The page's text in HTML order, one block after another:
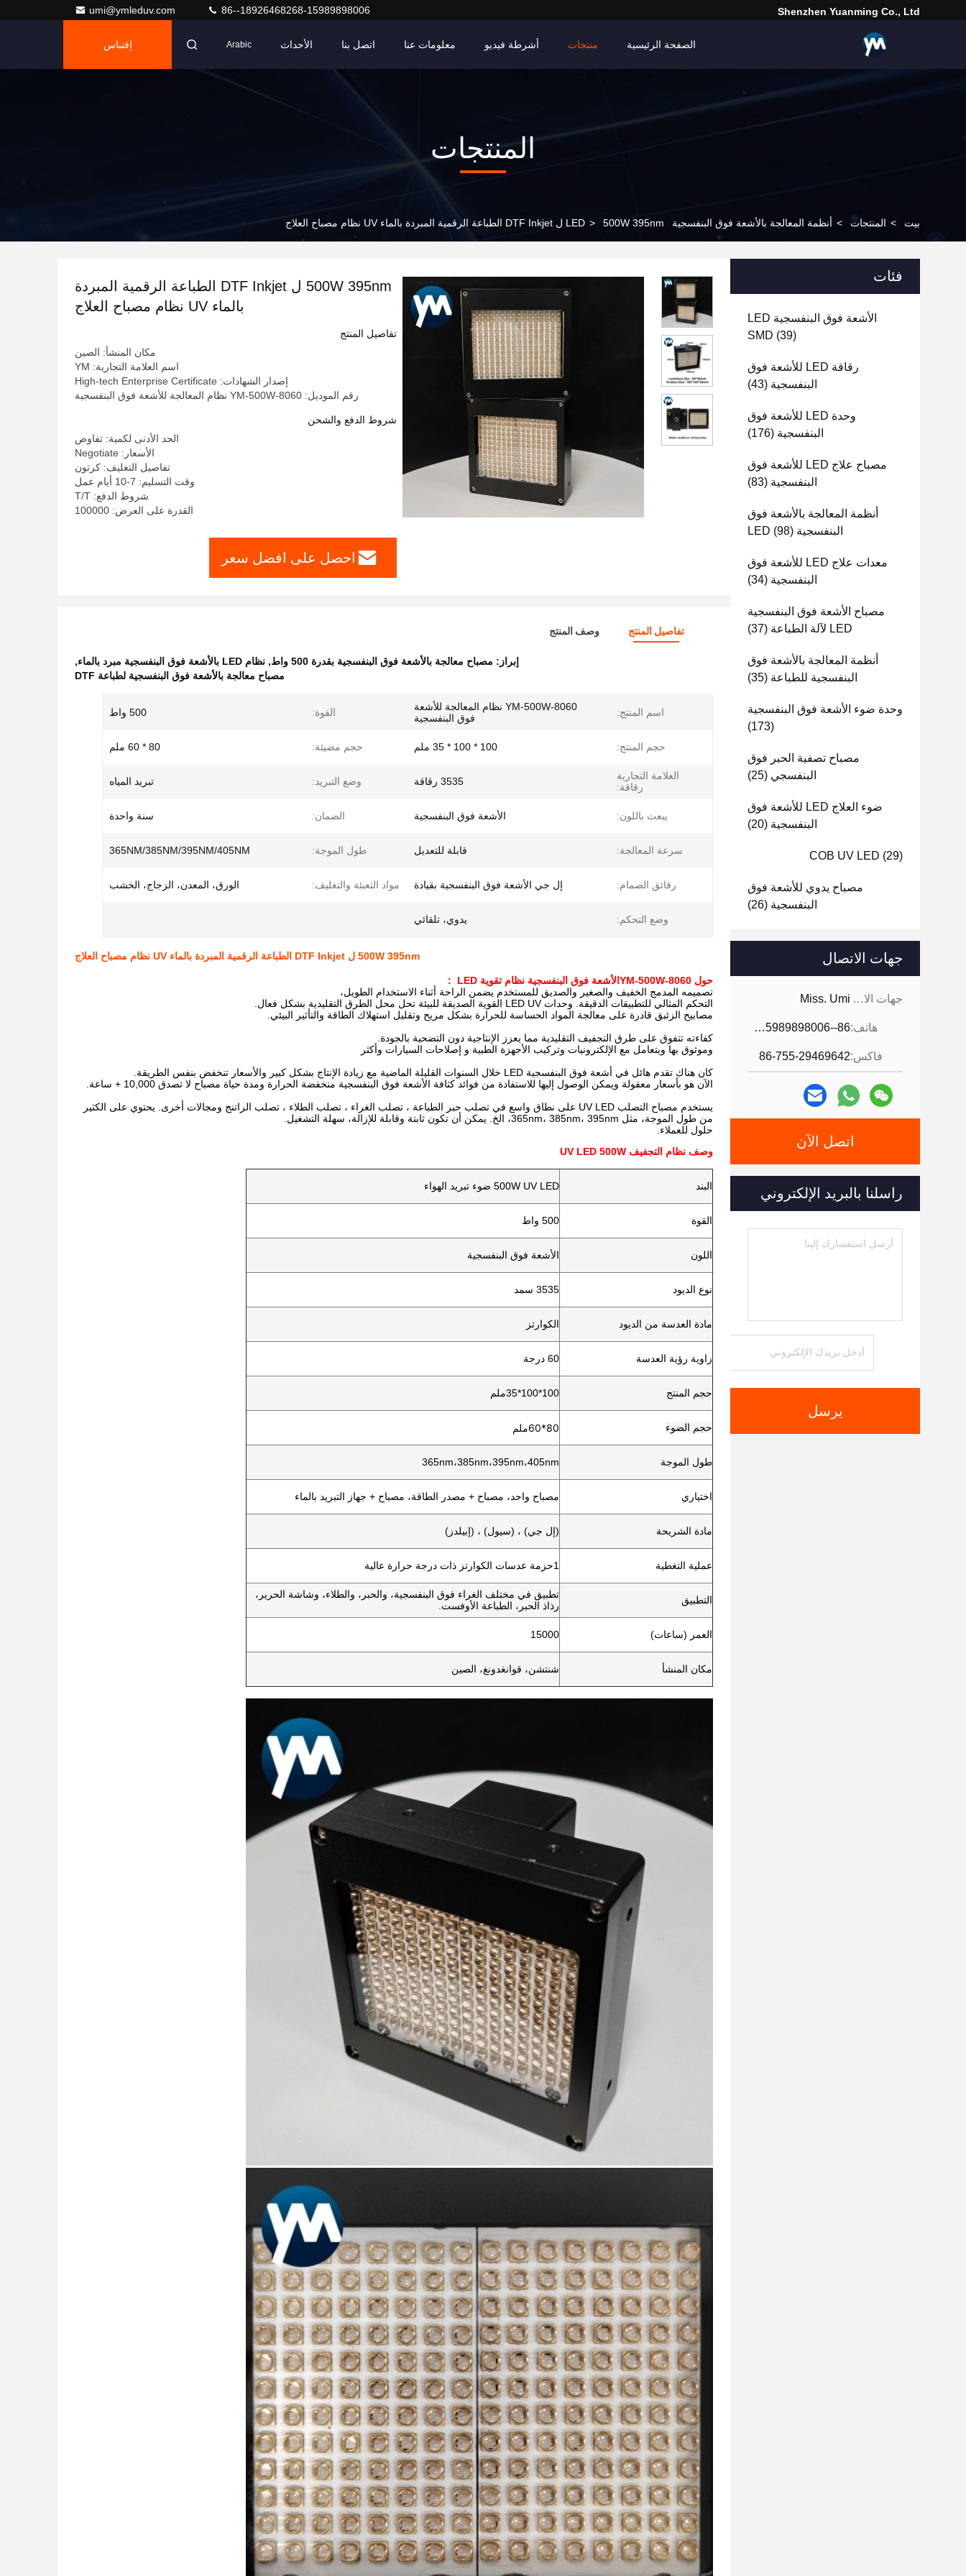
Shenzhen Yuanming Co., Ltd
umi@ymleduv.com 86--18926468268-15989898006
الصفحة الرئيسية منتجات أشرطة فيديو معلومات عنا اتصل بنا الأحداث Arabic إقتباس
المنتجات
بيت > المنتجات > أنظمة المعالجة بالأشعة فوق البنفسجية LED > 500W 395nm ل DTF Inkjet الطباعة الرقمية المبردة بالماء UV نظام مصباح العلاج
فئات
الأشعة فوق البنفسجية LED
SMD (39)
رقاقة LED للأشعة فوق
البنفسجية (43)
وحدة LED للأشعة فوق
البنفسجية (176)
مصباح علاج LED للأشعة فوق
البنفسجية (83)
أنظمة المعالجة بالأشعة فوق
البنفسجية LED (98)
معدات علاج LED للأشعة فوق
البنفسجية (34)
مصباح الأشعة فوق البنفسجية
LED لآلة الطباعة
(37)
أنظمة المعالجة بالأشعة فوق
البنفسجية للطباعة (35)
وحدة ضوء الأشعة فوق البنفسجية
(173)
مصباح تصفية الحبر فوق
البنفسجي (25)
ضوء العلاج LED للأشعة فوق
البنفسجية (20)
COB UV LED (29)
مصباح يدوي للأشعة فوق
البنفسجية (26)
جهات الاتصال
جهات الاتصال: Miss. Umi
هاتف: 86--18926468268-15989898006
فاكس:86-755-29469642
اتصل الآن
راسلنا بالبريد الإلكتروني
يرسل
500W 395nm ل DTF Inkjet الطباعة الرقمية المبردة
بالماء UV نظام مصباح العلاج
تفاصيل المنتج
مكان المنشأ: الصين
اسم العلامة التجارية: YM
إصدار الشهادات: High-tech Enterprise Certificate
رقم الموديل: YM-500W-8060 نظام المعالجة للأشعة فوق البنفسجية
شروط الدفع والشحن
الحد الأدنى لكمية: تفاوض
الأسعار: Negotiate
تفاصيل التغليف: كرتون
وقت التسليم: 7-10 أيام عمل
شروط الدفع: T/T
القدرة على العرض: 100000
احصل على افضل سعر
تفاصيل المنتج وصف المنتج
إبراز: مصباح معالجة بالأشعة فوق البنفسجية بقدرة 500 واط , نظام LED بالأشعة فوق البنفسجية مبرد بالماء
,
مصباح معالجة بالأشعة فوق البنفسجية لطباعة DTF
اسم المنتج:
YM-500W-8060 نظام المعالجة للأشعة
فوق البنفسجية
القوة: 500 واط
حجم المنتج: 100 * 100 * 35 ملم حجم مضيئة: 80 * 60 ملم
العلامة التجارية
رقاقة:
3535 رقاقة وضع التبريد: تبريد المياه
يبعث باللون: الأشعة فوق البنفسجية الضمان: سنة واحدة
سرعة المعالجة: قابلة للتعديل طول الموجة: 365NM/385NM/395NM/405NM
رقائق الصمام: إل جي الأشعة فوق البنفسجية بقيادة مواد التعبئة والتغليف: الورق، المعدن، الزجاج، الخشب
وضع التحكم: يدوي، تلقائي
500W 395nm ل DTF Inkjet الطباعة الرقمية المبردة بالماء UV نظام مصباح العلاج
حول YM-500W-8060 الأشعة فوق البنفسجية نظام تقوية LED
:
تصميمه المدمج الخفيف والصغير والصديق للمستخدم يضمن الراحة أثناء الاستخدام الطويل،
التحكم المثالي للتطبيقات الدقيقة. وحدات LED UV القوية الصديقة للبيئة تحل محل الطرق التقليدية بشكل فعال.
مصابيح الزئبق قادرة على معالجة المواد الحساسة للحرارة بشكل مريح وتقليل استهلاك الطاقة والتأثير البيئي.
كفاءته تتفوق على طرق التجفيف التقليدية مما يعزز الإنتاجية دون التضحية بالجودة.
وموثوق بها ويتعامل مع الإلكترونيات وتركيب الأجهزة الطبية و إصلاحات السيارات وأكثر
كان هناك تقدم هائل في أشعة فوق البنفسجية LED خلال السنوات القليلة الماضية مع زيادة الإنتاج بشكل كبير والأسعار تنخفض بنفس الطريقة.
الآن هو بأسعار معقولة ويمكن الوصول إليها للاستفادة من فوائد كثافة الأشعة فوق البنفسجية منخفضة الحرارة ومدة حياة مصباح لا تصدق 10,000 + ساعة.
يستخدم مصباح التصلب UV LED على نطاق واسع في تصلب حبر الطباعة ، تصلب الغراء ، تصلب الطلاء ، تصلب الراتنج ومجالات أخرى. يحتوي على الكثير
من طول الموجة، مثل 365nm، 385nm، 395nm، الخ. يمكن أن تكون ثابتة وقابلة للإزالة، سهلة التشغيل.
حلول للعملاء.
وصف نظام التجفيف UV LED 500W
البند 500W UV LED ضوء تبريد الهواء
القوة 500 واط
اللون الأشعة فوق البنفسجية
نوع الديود 3535 سمد
مادة العدسة من الديود الكوارتز
زاوية رؤية العدسة 60 درجة
حجم المنتج 100*100*35ملم
حجم الضوء 80*60 ملم
طول الموجة 365nm،385nm،395nm،405nm
اختياري مصباح واحد، مصباح + مصدر الطاقة، مصباح + جهاز التبريد بالماء
مادة الشريحة (إل جي) ، (سيول) ، (إبيلدز)
عملية التغطية 1حزمة عدسات الكوارتز ذات درجة حرارة عالية
التطبيق
تطبيق في مختلف الغراء فوق البنفسجية، والحبر، والطلاء، وشاشة الحرير،
رذاذ الحبر، الطباعة الأوفست.
العمر (ساعات) 15000
مكان المنشأ شنتشن، قوانغدونغ، الصين